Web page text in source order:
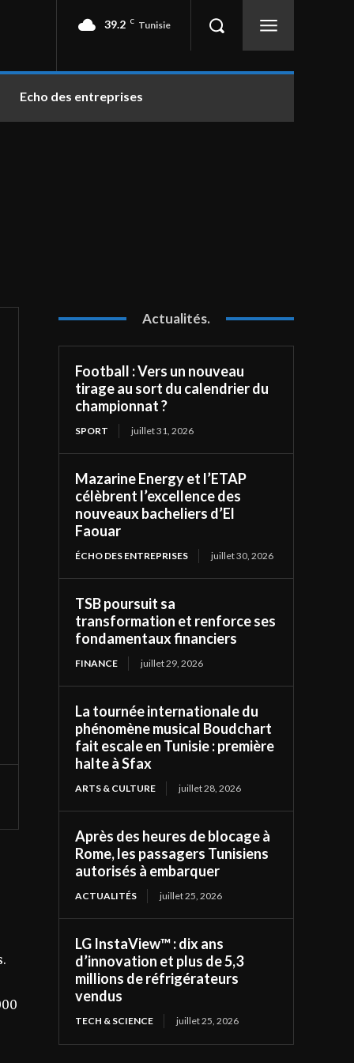
39.2 C Tunisie
Echo des entreprises
Actualités.
Football : Vers un nouveau
tirage au sort du calendrier du
championnat ?
SPORT juillet 31, 2026
Mazarine Energy et l’ETAP
célèbrent l’excellence des
nouveaux bacheliers d’El
Faouar
ÉCHO DES ENTREPRISES juillet 30, 2026
TSB poursuit sa
transformation et renforce ses
fondamentaux financiers
FINANCE juillet 29, 2026
La tournée internationale du
phénomène musical Boudchart
fait escale en Tunisie : première
halte à Sfax
ARTS & CULTURE juillet 28, 2026
Après des heures de blocage à
Rome, les passagers Tunisiens
autorisés à embarquer
ACTUALITÉS juillet 25, 2026
LG InstaView™ : dix ans
d’innovation et plus de 5,3
millions de réfrigérateurs
vendus
TECH & SCIENCE juillet 25, 2026